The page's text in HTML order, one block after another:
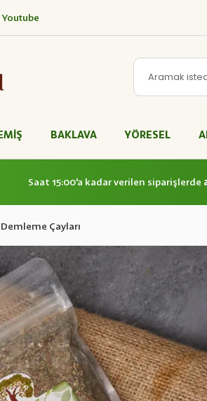
Youtube
BAKLAVA YÖRESEL
Saat 15:00'a kadar verilen siparişlerde
Çayları